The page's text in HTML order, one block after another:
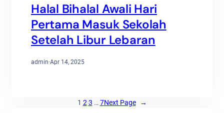
Halal Bihalal Awali Hari
Pertama Masuk Sekolah
Setelah Libur Lebaran
admin·Apr 14, 2025
1 2 3 … 7Next Page →